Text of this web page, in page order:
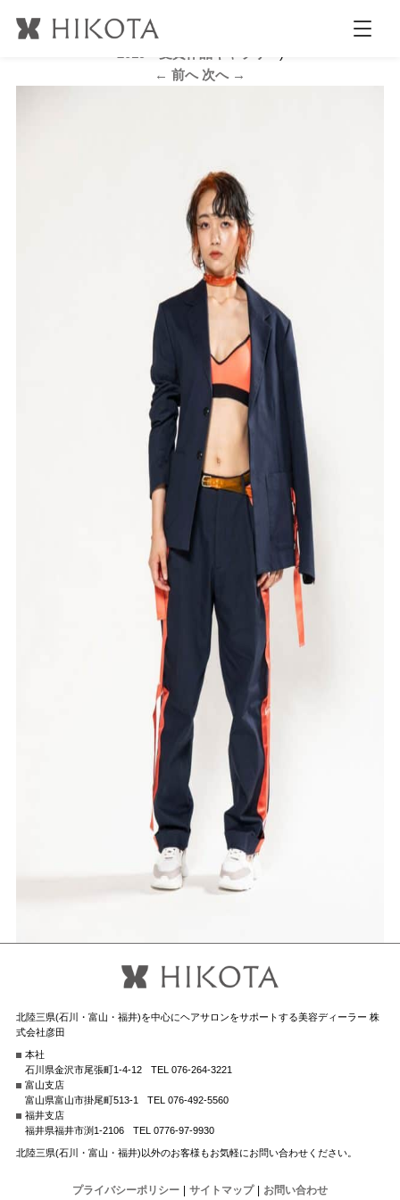
公開日時:
2020.3.3 800 × 1327
HIKOTA BEAUTY CONTEST
← 前へ 次へ →
北陸三県(石川・富山・福井)を中心にヘアサロンをサポートする美容ディーラー 株
式会社彦田
本社
石川県金沢市尾張町1-4-12
TEL 076-264-3221
富山支店
富山県富山市掛尾町513-1
TEL 076-492-5560
福井支店
福井県福井市渕1-2106
TEL 0776-97-9930
北陸三県(石川・富山・福井)以外のお客様もお気軽にお問い合わせください。
プライバシーポリシー サイトマップ お問い合わせ